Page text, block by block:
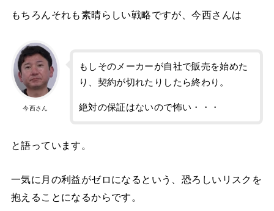
もちろんそれも素晴らしい戦略ですが、今西さんは
今西さん
もしそのメーカーが自社で販売を始めた
り、契約が切れたりしたら終わり。
絶対の保証はないので怖い・・・
と語っています。
一気に月の利益がゼロになるという、恐ろしいリスクを
抱えることになるからです。